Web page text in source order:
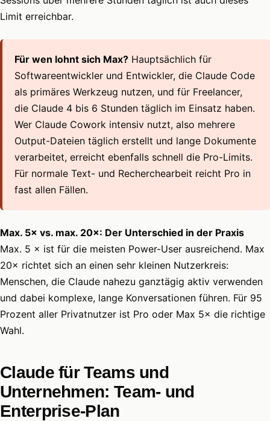
Limit erreichbar.
Für wen lohnt sich Max? Hauptsächlich für
Softwareentwickler und Entwickler, die Claude Code
als primäres Werkzeug nutzen, und für Freelancer,
die Claude 4 bis 6 Stunden täglich im Einsatz haben.
Wer Claude Cowork intensiv nutzt, also mehrere
Output-Dateien täglich erstellt und lange Dokumente
verarbeitet, erreicht ebenfalls schnell die Pro-Limits.
Für normale Text- und Recherchearbeit reicht Pro in
fast allen Fällen.
Max. 5× vs. max. 20×: Der Unterschied in der Praxis
Max. 5 × ist für die meisten Power-User ausreichend. Max
20× richtet sich an einen sehr kleinen Nutzerkreis:
Menschen, die Claude nahezu ganztägig aktiv verwenden
und dabei komplexe, lange Konversationen führen. Für 95
Prozent aller Privatnutzer ist Pro oder Max 5× die richtige
Wahl.
Claude für Teams und
Unternehmen: Team- und
Enterprise-Plan